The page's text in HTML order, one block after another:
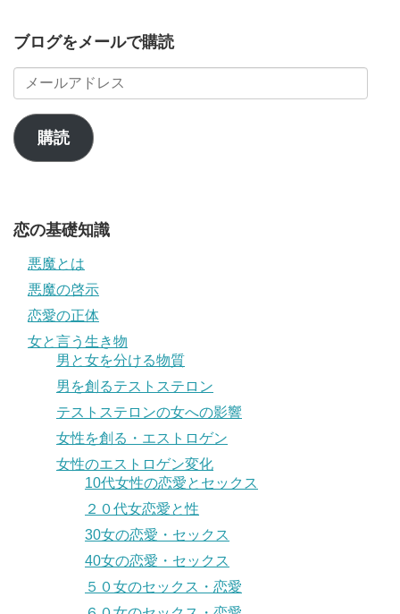
ブログをメールで購読
メ
ー
ア
ド
購読
恋の基礎知識
悪魔とは
悪魔の啓示
恋愛の正体
女と言う生き物
男と女を分ける物質
男を創るテストステロン
テストステロンの女への影響
女性を創る・エストロゲン
女性のエストロゲン変化
10代女性の恋愛とセックス
２０代女恋愛と性
30女の恋愛・セックス
40女の恋愛・セックス
５０女のセックス・恋愛